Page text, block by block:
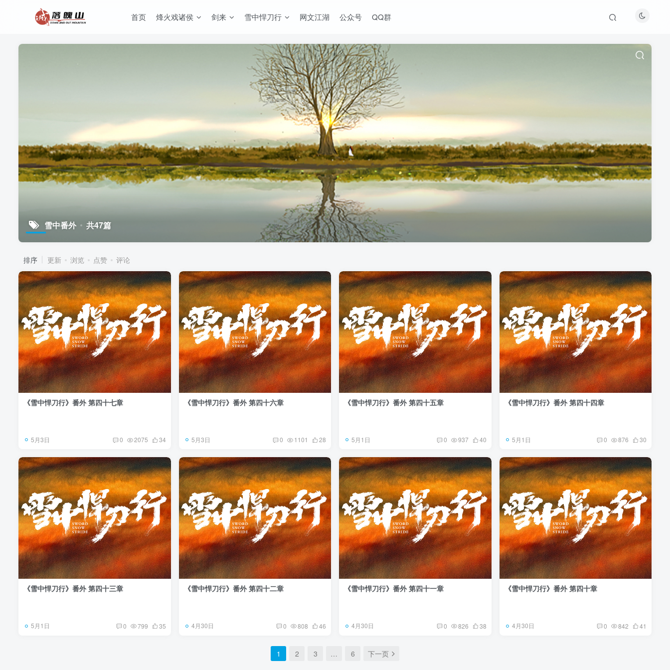
首页 烽火戏诸侯 剑来 雪中悍刀行 网文江湖 公众号 QQ群
雪中番外 共47篇
排序 更新 浏览 点赞 评论
《雪中悍刀行》番外 第四十七章
5月3日 0 2075 34
《雪中悍刀行》番外 第四十六章
5月3日 0 1101 28
《雪中悍刀行》番外 第四十五章
5月1日 0 937 40
《雪中悍刀行》番外 第四十四章
5月1日 0 876 30
《雪中悍刀行》番外 第四十三章
5月1日 0 799 35
《雪中悍刀行》番外 第四十二章
4月30日 0 808 46
《雪中悍刀行》番外 第四十一章
4月30日 0 826 38
《雪中悍刀行》番外 第四十章
4月30日 0 842 41
1 2 3 … 6 下一页